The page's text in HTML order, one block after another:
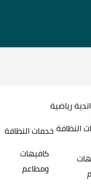
اندية رياضية
خدمات النظافة
كافيهات
ومطاعم